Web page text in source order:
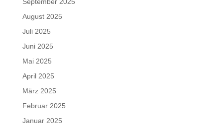
August 2025
Juli 2025
Juni 2025
Mai 2025
April 2025
März 2025
Februar 2025
Januar 2025